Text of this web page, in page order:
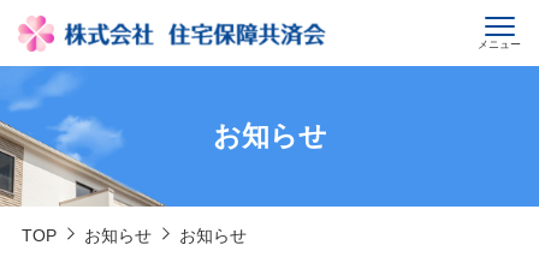
メニュー
お知らせ
TOP お知らせ お知らせ